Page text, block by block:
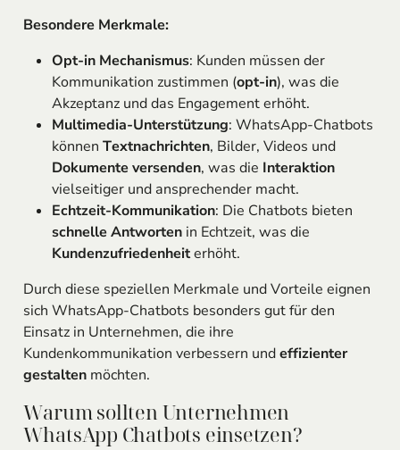
Besondere Merkmale:
Opt-in Mechanismus: Kunden müssen der
Kommunikation zustimmen (opt-in), was die
Akzeptanz und das Engagement erhöht.
Multimedia-Unterstützung: WhatsApp-Chatbots
können Textnachrichten, Bilder, Videos und
Dokumente versenden, was die Interaktion
vielseitiger und ansprechender macht.
Echtzeit-Kommunikation: Die Chatbots bieten
schnelle Antwortenin Echtzeit, was die
Kundenzufriedenheiterhöht.
Durch diese speziellen Merkmale und Vorteile eignen
sich WhatsApp-Chatbots besonders gut für den
Einsatz in Unternehmen, die ihre
Kundenkommunikation verbessern undeffizienter
gestaltenmöchten.
Warum sollten Unternehmen
WhatsApp Chatbots einsetzen?